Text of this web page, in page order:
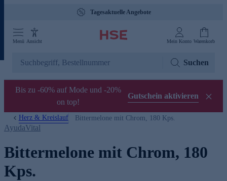
Tagesaktuelle Angebote
Menü Ansicht Mein Konto Warenkorb
Suchen
Bis zu -60% auf Mode und -20%
on top!
Gutschein aktivieren
Herz & Kreislauf Bittermelone mit Chrom, 180 Kps.
AyudaVital
Bittermelone mit Chrom, 180
Kps.